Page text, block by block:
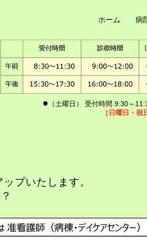
ホーム 病
​● （土曜日） 受付時間 9:30～
［日曜日・祝
プいたします。